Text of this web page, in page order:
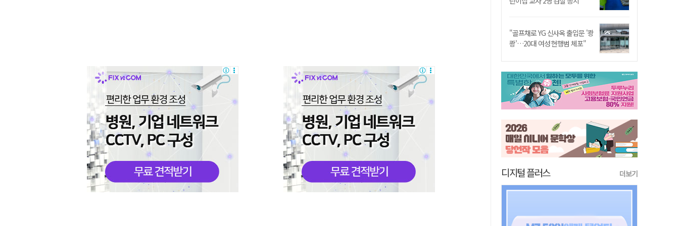
"골프채로 YG 신사옥 출입문 '쾅
쾅'…20대 여성 현행범 체포"
디지털 플러스 더보기